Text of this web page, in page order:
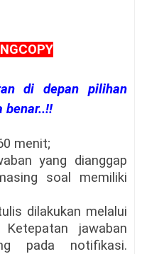
di depan pilihan
benar..!!
menit;
yang dianggap
soal memiliki
dilakukan melalui
jawaban
pada notifikasi.